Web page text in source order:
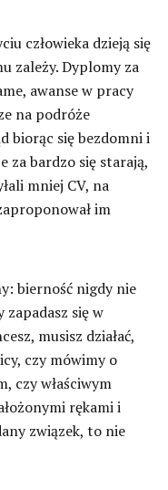
człowieka dzieją się
zależy. Dyplomy za
awanse w pracy
na podróże
biorąc się bezdomni i
za bardzo się starają,
mniej CV, na
im
bierność nigdy nie
zapadasz się w
musisz działać,
czy mówimy o
czy właściwym
rękami i
związek, to nie